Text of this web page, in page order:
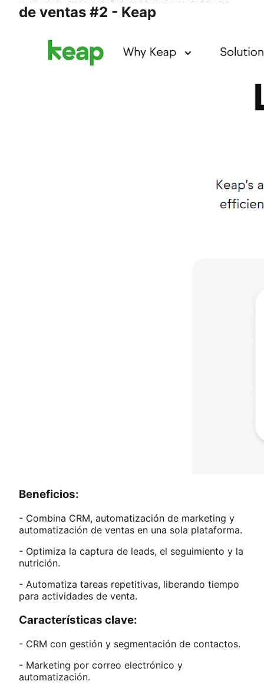
de ventas #2 - Keap
Beneficios:
- Combina CRM, automatización de marketing y
automatización de ventas en una sola plataforma.
- Optimiza la captura de leads, el seguimiento y la
nutrición.
- Automatiza tareas repetitivas, liberando tiempo
para actividades de venta.
Características clave:
- CRM con gestión y segmentación de contactos.
- Marketing por correo electrónico y
automatización.